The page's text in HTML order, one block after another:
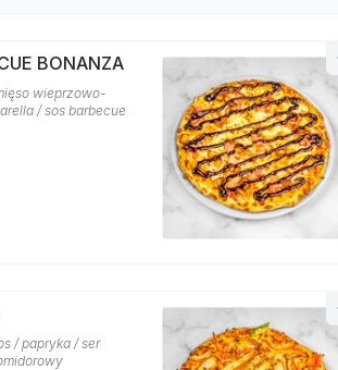
BONANZA
wieprzowo-
/ sos barbecue
/ papryka / ser